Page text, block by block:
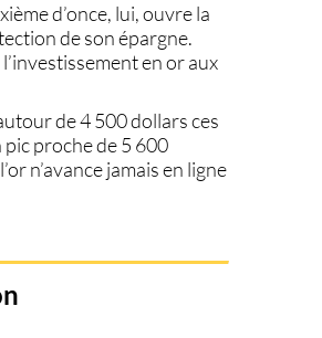
d’once, lui, ouvre la
de son épargne.
en or aux
de 4 500 dollars ces
proche de 5 600
n’avance jamais en ligne